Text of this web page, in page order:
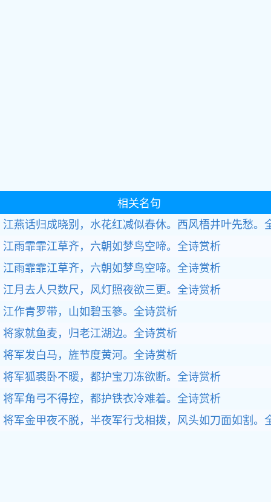
相关名句
江燕话归成晓别，水花红减似春休。西风梧井叶先愁。
江雨霏霏江草齐，六朝如梦鸟空啼。全诗赏析
江雨霏霏江草齐，六朝如梦鸟空啼。全诗赏析
江月去人只数尺，风灯照夜欲三更。全诗赏析
江作青罗带，山如碧玉篸。全诗赏析
将家就鱼麦，归老江湖边。全诗赏析
将军发白马，旌节度黄河。全诗赏析
将军狐裘卧不暖，都护宝刀冻欲断。全诗赏析
将军角弓不得控，都护铁衣冷难着。全诗赏析
将军金甲夜不脱，半夜军行戈相拨，风头如刀面如割。